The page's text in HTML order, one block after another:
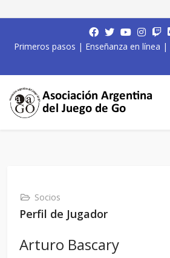
Primeros pasos | Enseñanza en línea |
Socios
Perfil de Jugador
Arturo Bascary